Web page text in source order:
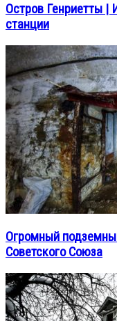
Остров Генриетты |
станции
Огромный
Советского Союза